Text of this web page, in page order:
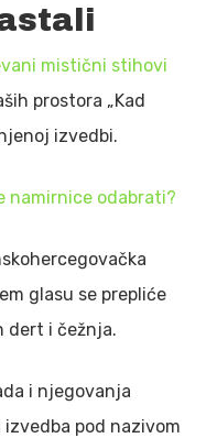
mistični stihovi
prostora „Kad
izvedbi.
namirnice odabrati?
glasu se prepliće
dert i čežnja.
i njegovanja
pod nazivom